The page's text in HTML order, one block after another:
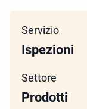
Servizio
Ispezioni
Settore
Prodotti